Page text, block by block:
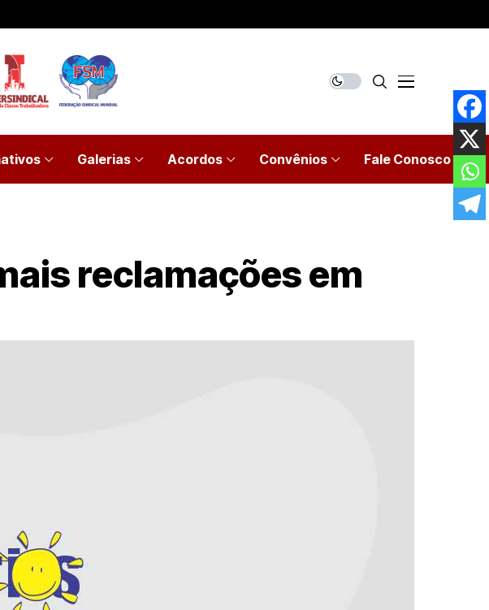
Galerias Acordos Convênios Fale Conosco
reclamações em